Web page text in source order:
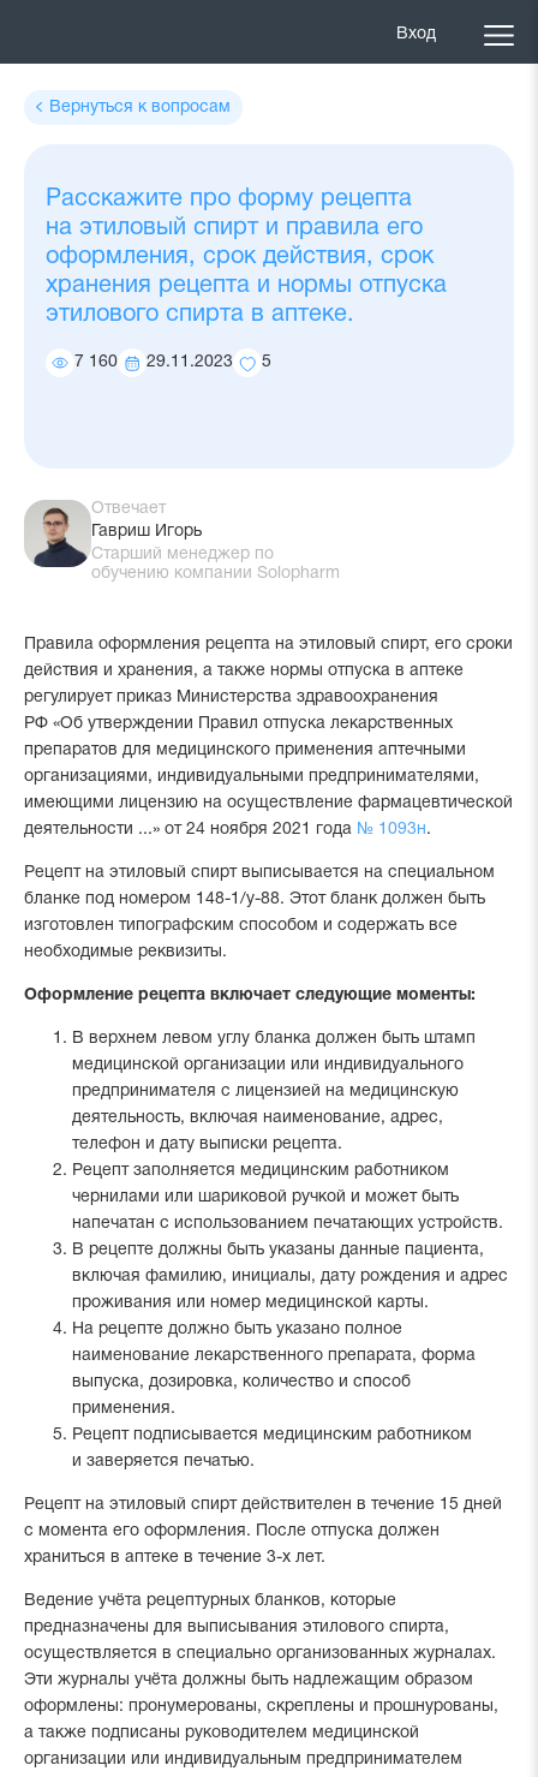
Вход
Вернуться к вопросам
Расскажите про форму рецепта
на этиловый спирт и правила его
оформления, срок действия, срок
хранения рецепта и нормы отпуска
этилового спирта в аптеке.
Количество
7 160
Дата
29.11.2023
Количество
5
Правила оформления рецепта на этиловый спирт, его сроки
действия и хранения, а также нормы отпуска в аптеке
регулирует приказ Министерства здравоохранения
РФ «Об утверждении Правил отпуска лекарственных
препаратов для медицинского применения аптечными
организациями, индивидуальными предпринимателями,
имеющими лицензию на осуществление фармацевтической
деятельности ...» от 24 ноября 2021 года № 1093н.
Рецепт на этиловый спирт выписывается на специальном
бланке под номером 148-1/у-88. Этот бланк должен быть
изготовлен типографским способом и содержать все
необходимые реквизиты.
Оформление рецепта включает следующие моменты:
В верхнем левом углу бланка должен быть штамп
медицинской организации или индивидуального
предпринимателя с лицензией на медицинскую
деятельность, включая наименование, адрес,
телефон и дату выписки рецепта.
Рецепт заполняется медицинским работником
чернилами или шариковой ручкой и может быть
напечатан с использованием печатающих устройств.
В рецепте должны быть указаны данные пациента,
включая фамилию, инициалы, дату рождения и адрес
проживания или номер медицинской карты.
На рецепте должно быть указано полное
наименование лекарственного препарата, форма
выпуска, дозировка, количество и способ
применения.
Рецепт подписывается медицинским работником
и заверяется печатью.
Рецепт на этиловый спирт действителен в течение 15 дней
с момента его оформления. После отпуска должен
храниться в аптеке в течение 3-х лет.
Ведение учёта рецептурных бланков, которые
предназначены для выписывания этилового спирта,
осуществляется в специально организованных журналах.
Эти журналы учёта должны быть надлежащим образом
оформлены: пронумерованы, скреплены и прошнурованы,
а также подписаны руководителем медицинской
организации или индивидуальным предпринимателем
Отвечает
Гавриш Игорь
Старший менеджер по
обучению компании Solopharm